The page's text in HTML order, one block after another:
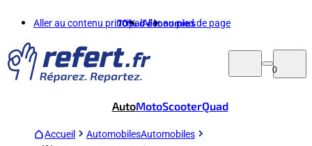
Aller au contenu principalAller au pied de page
70%d'économies
0
AutoMotoScooterQuad
Accueil AutomobilesAutomobiles